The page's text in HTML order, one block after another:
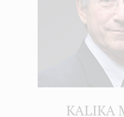
KALIKA